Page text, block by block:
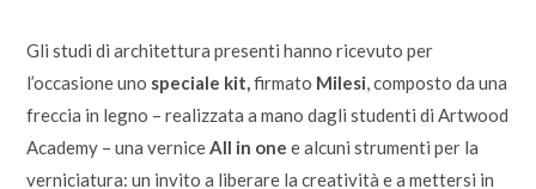
Gli studi di architettura presenti hanno ricevuto per
l’occasione uno speciale kit,firmato Milesi, composto da una
freccia in legno – realizzata a mano dagli studenti di Artwood
Academy – una verniceAll in onee alcuni strumenti per la
verniciatura: un invito a liberare la creatività e a mettersi in